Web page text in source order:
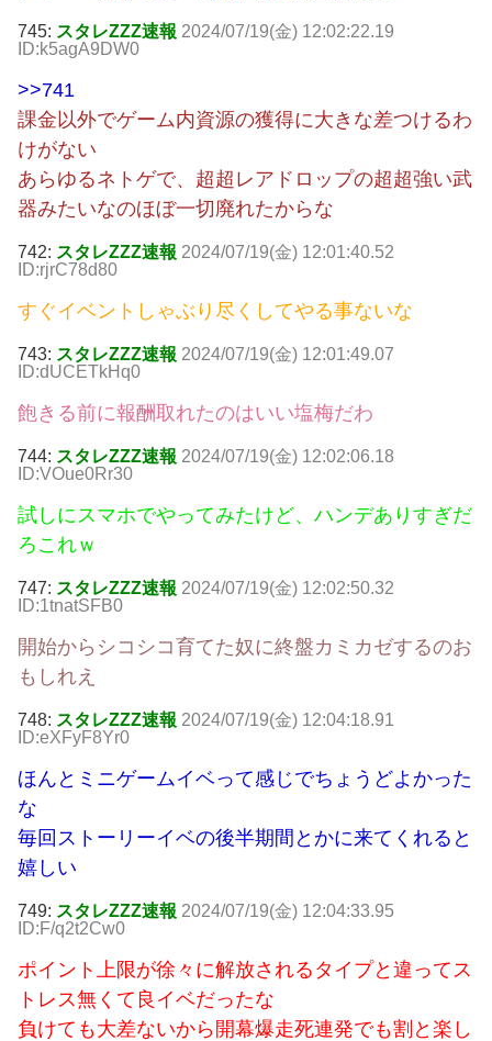
745: スタレZZZ速報 2024/07/19(金) 12:02:22.19
ID:k5agA9DW0
>>741
課金以外でゲーム内資源の獲得に大きな差つけるわ
けがない
あらゆるネトゲで、超超レアドロップの超超強い武
器みたいなのほぼ一切廃れたからな
742: スタレZZZ速報 2024/07/19(金) 12:01:40.52
ID:rjrC78d80
すぐイベントしゃぶり尽くしてやる事ないな
743: スタレZZZ速報 2024/07/19(金) 12:01:49.07
ID:dUCETkHq0
飽きる前に報酬取れたのはいい塩梅だわ
744: スタレZZZ速報 2024/07/19(金) 12:02:06.18
ID:VOue0Rr30
試しにスマホでやってみたけど、ハンデありすぎだ
ろこれｗ
747: スタレZZZ速報 2024/07/19(金) 12:02:50.32
ID:1tnatSFB0
開始からシコシコ育てた奴に終盤カミカゼするのお
もしれえ
748: スタレZZZ速報 2024/07/19(金) 12:04:18.91
ID:eXFyF8Yr0
ほんとミニゲームイベって感じでちょうどよかった
な
毎回ストーリーイベの後半期間とかに来てくれると
嬉しい
749: スタレZZZ速報 2024/07/19(金) 12:04:33.95
ID:F/q2t2Cw0
ポイント上限が徐々に解放されるタイプと違ってス
トレス無くて良イベだったな
負けても大差ないから開幕爆走死連発でも割と楽し